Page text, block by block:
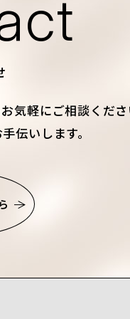
気軽にご相談くだ
伝いします。